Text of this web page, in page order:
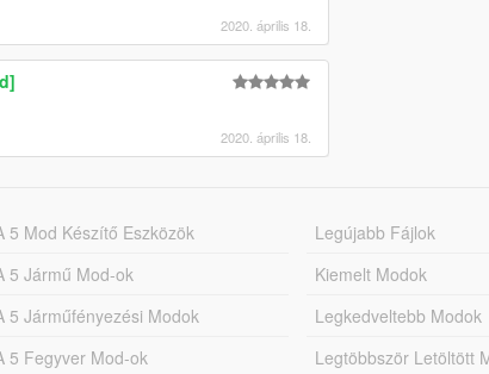
2020. április 18.
2020. április 18.
5 Mod Készítő Eszközök
5 Jármű Mod-ok
5 Járműfényezési Modok
5 Fegyver Mod-ok
Legújabb Fájlok
Kiemelt Modok
Legkedveltebb Modok
Legtöbbször Letöltött